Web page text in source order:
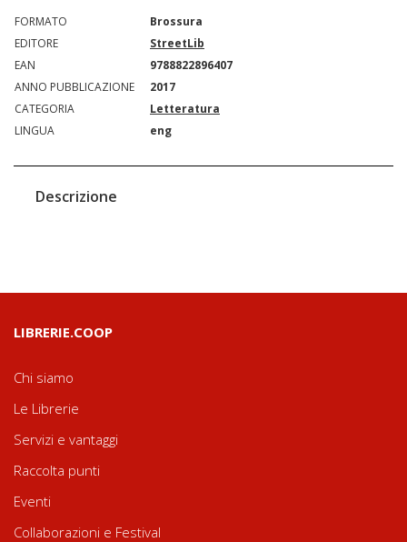
FORMATO
Brossura
EDITORE
StreetLib
EAN
9788822896407
ANNO PUBBLICAZIONE
2017
CATEGORIA
Letteratura
LINGUA
eng
Descrizione
LIBRERIE.COOP
Chi siamo
Le Librerie
Servizi e vantaggi
Raccolta punti
Eventi
Collaborazioni e Festival